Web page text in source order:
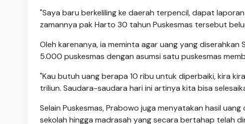
"Saya baru berkeliling ke daerah terpencil, dapat
zamannya pak Harto 30 tahun Puskesmas tersebut
Oleh karenanya, ia meminta agar uang yang
5.000 puskesmas dengan asumsi satu puskesmas
"Kau butuh uang berapa 10 ribu untuk diperbaiki, kira
triliun. Saudara-saudara hari ini artinya kita bisa
Selain Puskesmas, Prabowo juga menyatakan hasil
sekolah hingga madrasah yang secara bertahap telah